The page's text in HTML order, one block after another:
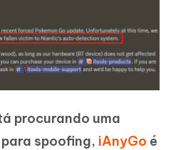
procurando uma
spoofing, iAnyGo é